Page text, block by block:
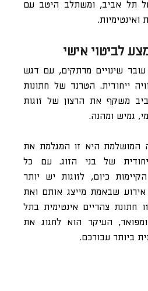
של תל אביב, ומשתלב היטב עם
לביטוי אישי
עובר שינויים מרתקים, עם דגש
ייחודית. הטרנד של חתונות
משקף את הרצון של זוגות
גמיש ומהנה.
המושלמת היא זו המגלמת את
של בני הזוג. עם כל
כיום, לזוגות יש יותר
שבאמת מייצג אותם ואת
חתונת צהריים אינטימית בתל
העיקר הוא לחגוג את
ביותר עבורכם.